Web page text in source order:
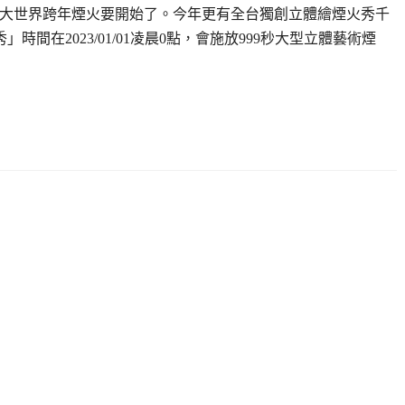
世界跨年煙火要開始了。今年更有全台獨創立體繪煙火秀千
時間在2023/01/01凌晨0點，會施放999秒大型立體藝術煙